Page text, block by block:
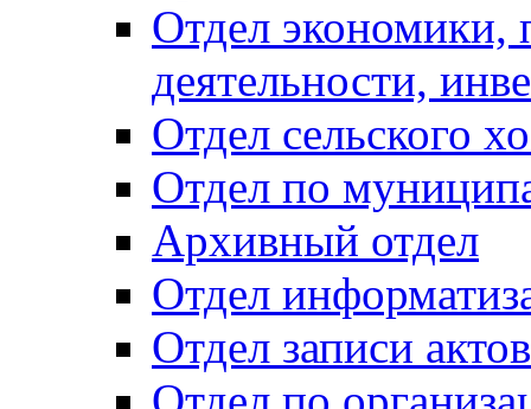
Отдел экономики,
деятельности,
Отдел сельского
Отдел по
Архивный отдел
Отдел
Отдел записи